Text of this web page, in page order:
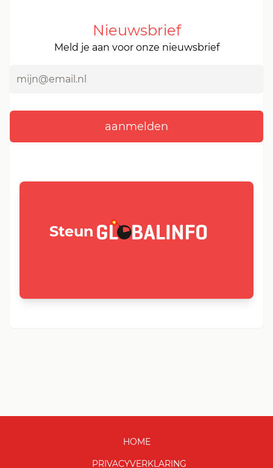
Nieuwsbrief
Meld je aan voor onze nieuwsbrief
Steun GLOBALINFO.nl
HOME
PRIVACYVERKLARING